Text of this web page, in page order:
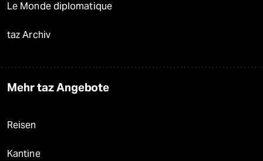
Le Monde diplomatique
taz Archiv
Mehr taz Angebote
Reisen
Kantine